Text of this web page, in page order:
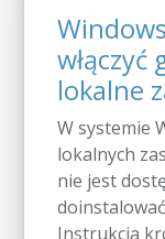
włączyć
lokalne
W systemie
lokalnych
nie jest
Instrukcja